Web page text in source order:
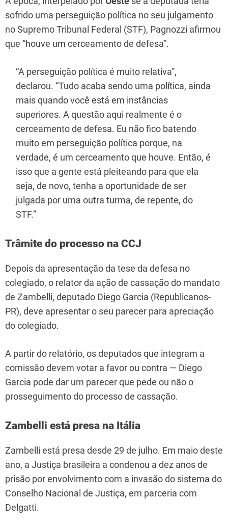
sofrido uma perseguição política no seu julgamento
no Supremo Tribunal Federal (STF), Pagnozzi afirmou
que “houve um cerceamento de defesa”.
“A perseguição política é muito relativa”,
declarou. “Tudo acaba sendo uma política, ainda
mais quando você está em instâncias
superiores. A questão aqui realmente é o
cerceamento de defesa. Eu não fico batendo
muito em perseguição política porque, na
verdade, é um cerceamento que houve. Então, é
isso que a gente está pleiteando para que ela
seja, de novo, tenha a oportunidade de ser
julgada por uma outra turma, de repente, do
STF.”
Trâmite do processo na CCJ
Depois da apresentação da tese da defesa no
colegiado, o relator da ação de cassação do mandato
de Zambelli, deputado Diego Garcia (Republicanos-
PR), deve apresentar o seu parecer para apreciação
do colegiado.
A partir do relatório, os deputados que integram a
comissão devem votar a favor ou contra — Diego
Garcia pode dar um parecer que pede ou não o
prosseguimento do processo de cassação.
Zambelli está presa na Itália
Zambelli está presa desde 29 de julho. Em maio deste
ano, a Justiça brasileira a condenou a dez anos de
prisão por envolvimento com a invasão do sistema do
Conselho Nacional de Justiça, em parceria com
Delgatti.